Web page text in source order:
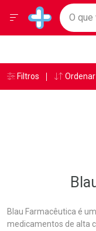
DrogariasBaixe nosso
Ir direto para a
pela
Ir direto para o
Ir direto para a
Ir direto para a
Ir direto para a
Faça a sua
O que
Menu
Breadcrumb
Drogarias Pacheco
Blau Farmacêutica é
medicamentos de alta
Âncoras
Filtros